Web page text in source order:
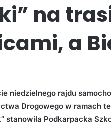
na
a
niedzielnego rajdu
Drogowego w ramach
Podkarpacka